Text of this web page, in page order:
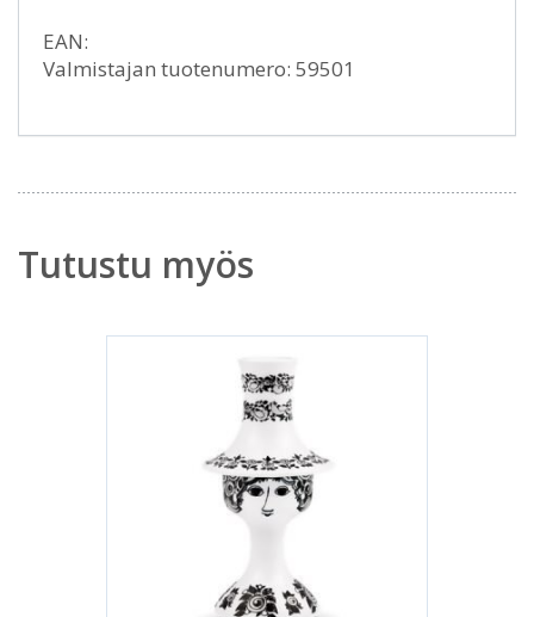
EAN:
Valmistajan tuotenumero: 59501
Tutustu myös